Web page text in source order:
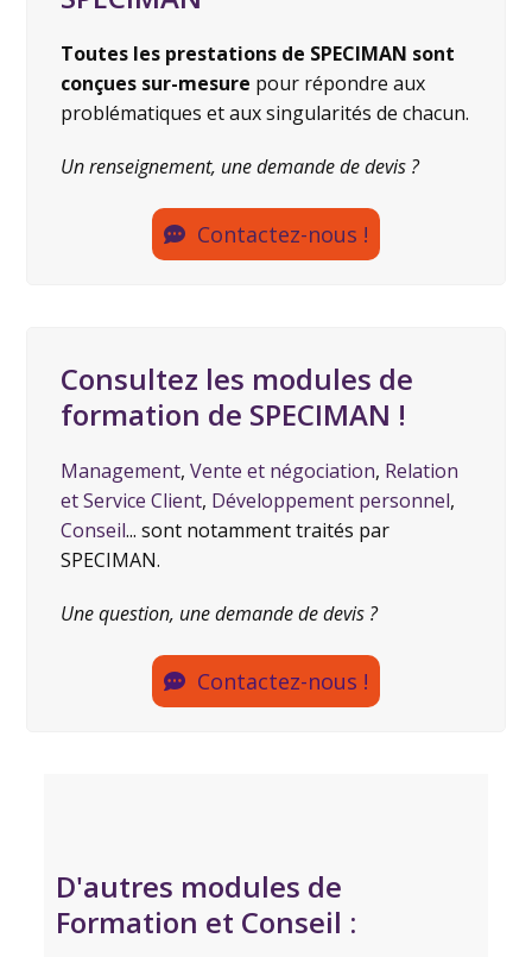
Toutes les prestations de SPECIMAN sont
conçues sur-mesure pour répondre aux
problématiques et aux singularités de chacun.
Un renseignement, une demande de devis ?
Contactez-nous !
Consultez les modules de
formation de SPECIMAN !
Management,Vente et négociation, Relation
et Service Client, Développement personnel,
Conseil... sont notamment traités par
SPECIMAN.
Une question, une demande de devis ?
Contactez-nous !
D'autres modules de
Formation et Conseil :